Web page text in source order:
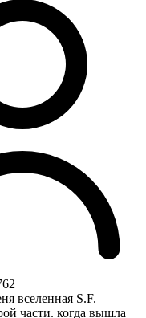
вселенная S.F.
части. когда вышла